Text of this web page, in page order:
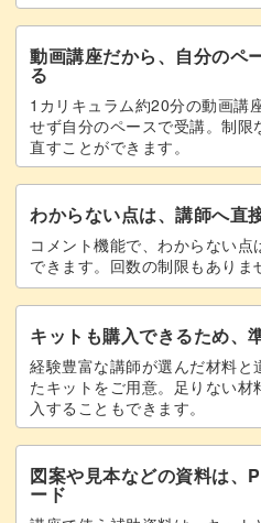
動画講座だから、自分のペ
る
1カリキュラム約20分の動画講
せず自分のペースで受講。制限
直すことができます。
わからない点は、講師へ直
コメント機能で、わからない点
できます。回数の制限もありま
キットも購入できるため、
経験豊富な講師が選んだ材料と
たキットをご用意。足りない材
入することもできます。
図案や見本などの資料は、
ード